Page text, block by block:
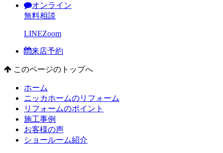
オンライン
無料相談
LINEZoom
来店予約
このページのトップへ
ホーム
ニッカホームのリフォーム
リフォームのポイント
施工事例
お客様の声
ショールーム紹介